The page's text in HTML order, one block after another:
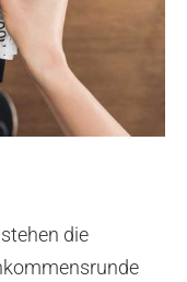
die